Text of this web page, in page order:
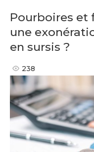
Pourboires et
une
en sursis ?
238